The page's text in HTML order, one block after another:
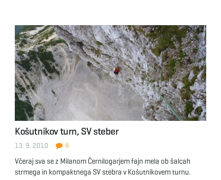
o
n
Košutnikov turn, SV steber
13. 9. 2010 4
Včeraj sva se z Milanom Černilogarjem fajn mela ob šalcah
strmega in kompaktnega SV stebra v Košutnikovem turnu.